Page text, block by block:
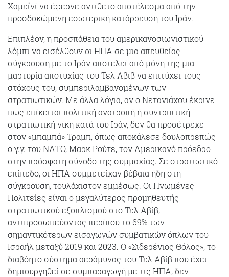
Χαμεϊνί να έφερνε αντίθετο αποτέλεσμα από την
προσδοκώμενη εσωτερική κατάρρευση του Ιράν.
Επιπλέον, η προσπάθεια του αμερικανοσιωνιστικού
λόμπι να εισέλθουν οι ΗΠΑ σε μια απευθείας
σύγκρουση με το Ιράν αποτελεί από μόνη της μια
μαρτυρία αποτυχίας του Τελ Αβίβ να επιτύχει τους
στόχους του, συμπεριλαμβανομένων των
στρατιωτικών. Με άλλα λόγια, αν ο Νετανιάχου έκρινε
πως επίκειται πολιτική ανατροπή ή συντριπτική
στρατιωτική νίκη κατά του Ιράν, δεν θα προσέτρεχε
στον «μπαμπά» Τραμπ, όπως αποκάλεσε δουλοπρεπώς
ο γ.γ. του ΝΑΤΟ, Μαρκ Ρούτε, τον Αμερικανό πρόεδρο
στην πρόσφατη σύνοδο της συμμαχίας. Σε στρατιωτικό
επίπεδο, οι ΗΠΑ συμμετείχαν βέβαια ήδη στη
σύγκρουση, τουλάχιστον εμμέσως. Οι Ηνωμένες
Πολιτείες είναι ο μεγαλύτερος προμηθευτής
στρατιωτικού εξοπλισμού στο Τελ Αβίβ,
αντιπροσωπεύοντας περίπου το 69% των
σημαντικότερων εισαγωγών συμβατικών όπλων του
Ισραήλ μεταξύ 2019 και 2023. Ο «Σιδερένιος Θόλος», το
διαβόητο σύστημα αεράμυνας του Τελ Αβίβ που έχει
δημιουργηθεί σε συμπαραγωγή με τις ΗΠΑ, δεν